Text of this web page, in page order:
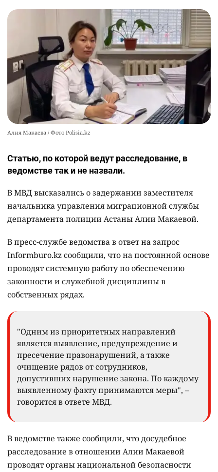
10
автокредиты за вознаграждение
0
Алия Макаева / Фото Polisia.kz
Статью, по которой ведут расследование, в
ведомстве так и не назвали.
В МВД высказались о задержании заместителя
начальника управления миграционной службы
департамента полиции Астаны Алии Макаевой.
В пресс-службе ведомства в ответ на запрос
Informburo.kz сообщили, что на постоянной основе
проводят системную работу по обеспечению
законности и служебной дисциплины в
собственных рядах.
"Одним из приоритетных направлений
является выявление, предупреждение и
пресечение правонарушений, а также
очищение рядов от сотрудников,
допустивших нарушение закона. По каждому
выявленному факту принимаются меры", –
говорится в ответе МВД.
В ведомстве также сообщили, что досудебное
расследование в отношении Алии Макаевой
проводят органы национальной безопасности